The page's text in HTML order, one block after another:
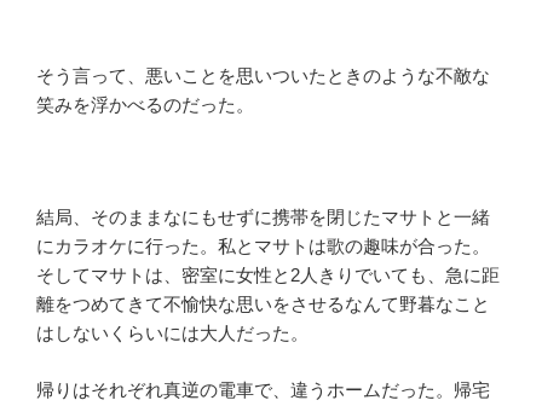
そう言って、悪いことを思いついたときのような不敵な
笑みを浮かべるのだった。
結局、そのままなにもせずに携帯を閉じたマサトと一緒
にカラオケに行った。私とマサトは歌の趣味が合った。
そしてマサトは、密室に女性と2人きりでいても、急に距
離をつめてきて不愉快な思いをさせるなんて野暮なこと
はしないくらいには大人だった。
帰りはそれぞれ真逆の電車で、違うホームだった。帰宅